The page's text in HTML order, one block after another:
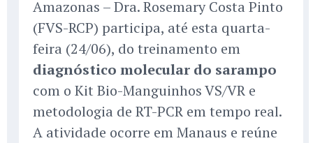
Amazonas – Dra. Rosemary Costa Pinto
(FVS-RCP) participa, até esta quarta-
feira (24/06), do treinamento em
diagnóstico molecular do sarampo
com o Kit Bio-Manguinhos VS/VR e
metodologia de RT-PCR em tempo real.
A atividade ocorre em Manaus e reúne